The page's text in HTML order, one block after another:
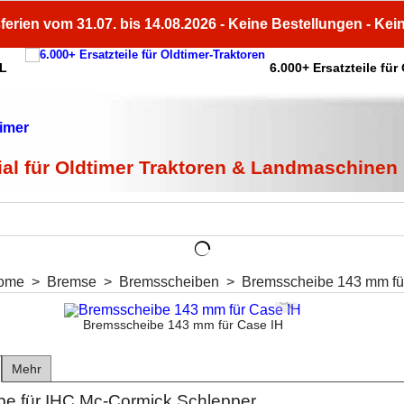
vom 31.07. bis 14.08.2026 - Keine Bestellungen -
6.000+ Ersatzteile für
für Oldtimer Traktoren & Landmaschinen
> Bremse > Bremsscheiben > Bremsscheibe 143 mm
Bremsscheibe 143 mm für Case IH
Mehr